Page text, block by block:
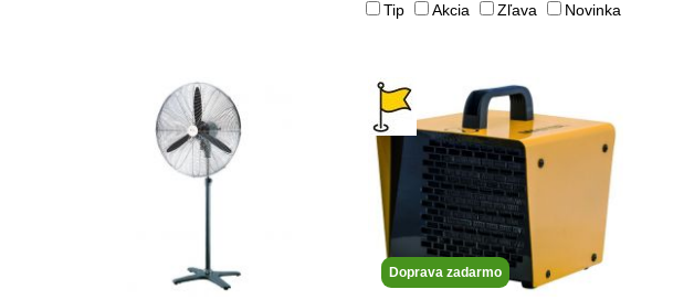
Tip Akcia Zľava
Novinka
Doprava zadarmo